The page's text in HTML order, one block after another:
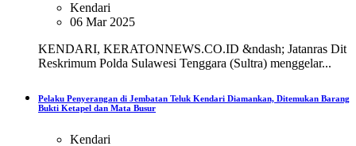
Kendari
06 Mar 2025
KENDARI, KERATONNEWS.CO.ID &ndash; Jatanras Dit
Reskrimum Polda Sulawesi Tenggara (Sultra) menggelar...
Pelaku Penyerangan di Jembatan Teluk Kendari Diamankan, Ditemukan Barang
Bukti Ketapel dan Mata Busur
Kendari